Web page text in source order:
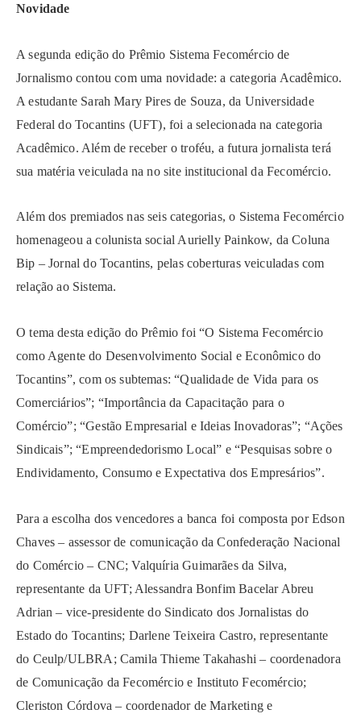
Novidade
A segunda edição do Prêmio Sistema Fecomércio de
Jornalismo contou com uma novidade: a categoria Acadêmico.
A estudante Sarah Mary Pires de Souza, da Universidade
Federal do Tocantins (UFT), foi a selecionada na categoria
Acadêmico. Além de receber o troféu, a futura jornalista terá
sua matéria veiculada na no site institucional da Fecomércio.
Além dos premiados nas seis categorias, o Sistema Fecomércio
homenageou a colunista social Aurielly Painkow, da Coluna
Bip – Jornal do Tocantins, pelas coberturas veiculadas com
relação ao Sistema.
O tema desta edição do Prêmio foi “O Sistema Fecomércio
como Agente do Desenvolvimento Social e Econômico do
Tocantins”, com os subtemas: “Qualidade de Vida para os
Comerciários”; “Importância da Capacitação para o
Comércio”; “Gestão Empresarial e Ideias Inovadoras”; “Ações
Sindicais”; “Empreendedorismo Local” e “Pesquisas sobre o
Endividamento, Consumo e Expectativa dos Empresários”.
Para a escolha dos vencedores a banca foi composta por Edson
Chaves – assessor de comunicação da Confederação Nacional
do Comércio – CNC; Valquíria Guimarães da Silva,
representante da UFT; Alessandra Bonfim Bacelar Abreu
Adrian – vice-presidente do Sindicato dos Jornalistas do
Estado do Tocantins; Darlene Teixeira Castro, representante
do Ceulp/ULBRA; Camila Thieme Takahashi – coordenadora
de Comunicação da Fecomércio e Instituto Fecomércio;
Cleriston Córdova – coordenador de Marketing e